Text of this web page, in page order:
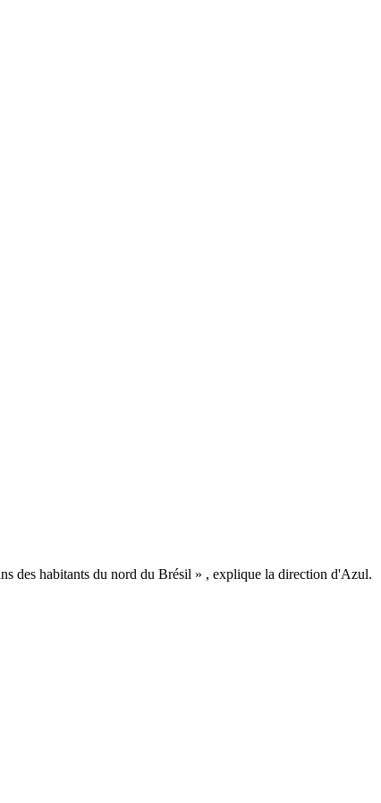
des habitants du nord du Brésil » , explique la direction d'Azul.